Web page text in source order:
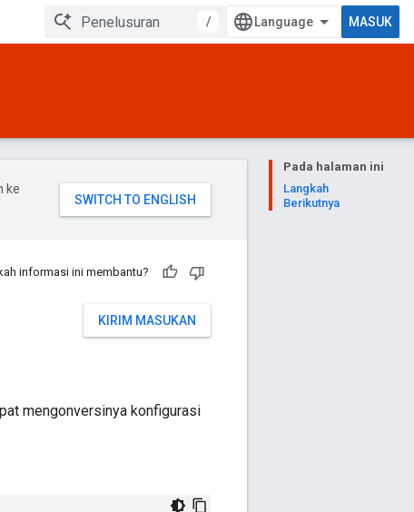
/ MASUK
Pada halaman ini
Langkah
Berikutnya
ke
informasi ini membantu?
KIRIM MASUKAN
mengonversinya konfigurasi